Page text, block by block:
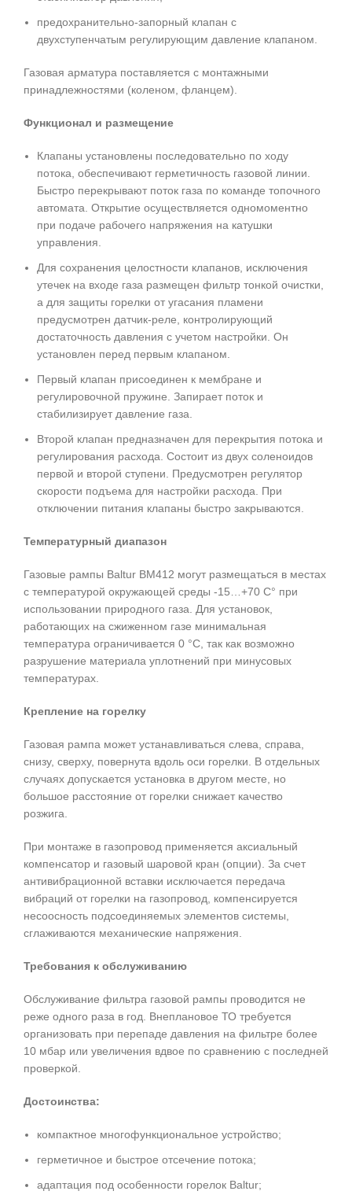
предохранительно-запорный клапан с
двухступенчатым регулирующим давление клапаном.
Газовая арматура поставляется с монтажными
принадлежностями (коленом, фланцем).
Функционал и размещение
Клапаны установлены последовательно по ходу
потока, обеспечивают герметичность газовой линии.
Быстро перекрывают поток газа по команде топочного
автомата. Открытие осуществляется одномоментно
при подаче рабочего напряжения на катушки
управления.
Для сохранения целостности клапанов, исключения
утечек на входе газа размещен фильтр тонкой очистки,
а для защиты горелки от угасания пламени
предусмотрен датчик-реле, контролирующий
достаточность давления с учетом настройки. Он
установлен перед первым клапаном.
Первый клапан присоединен к мембране и
регулировочной пружине. Запирает поток и
стабилизирует давление газа.
Второй клапан предназначен для перекрытия потока и
регулирования расхода. Состоит из двух соленоидов
первой и второй ступени. Предусмотрен регулятор
скорости подъема для настройки расхода. При
отключении питания клапаны быстро закрываются.
Температурный диапазон
Газовые рампы Baltur BM412 могут размещаться в местах
с температурой окружающей среды -15…+70 С° при
использовании природного газа. Для установок,
работающих на сжиженном газе минимальная
температура ограничивается 0 °C, так как возможно
разрушение материала уплотнений при минусовых
температурах.
Крепление на горелку
Газовая рампа может устанавливаться слева, справа,
снизу, сверху, повернута вдоль оси горелки. В отдельных
случаях допускается установка в другом месте, но
большое расстояние от горелки снижает качество
розжига.
При монтаже в газопровод применяется аксиальный
компенсатор и газовый шаровой кран (опции). За счет
антивибрационной вставки исключается передача
вибраций от горелки на газопровод, компенсируется
несоосность подсоединяемых элементов системы,
сглаживаются механические напряжения.
Требования к обслуживанию
Обслуживание фильтра газовой рампы проводится не
реже одного раза в год. Внеплановое ТО требуется
организовать при перепаде давления на фильтре более
10 мбар или увеличения вдвое по сравнению с последней
проверкой.
Достоинства:
компактное многофункциональное устройство;
герметичное и быстрое отсечение потока;
адаптация под особенности горелок Baltur;